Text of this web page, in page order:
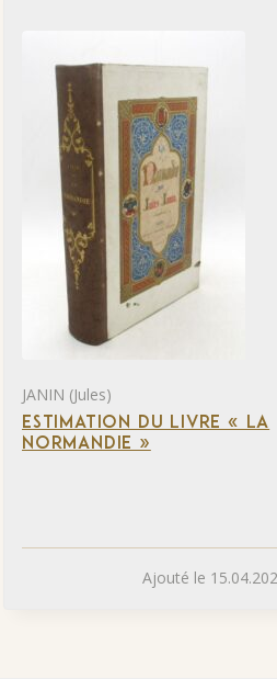
JANIN (Jules)
ESTIMATION DU LIVRE « LA
NORMANDIE »
Ajouté le